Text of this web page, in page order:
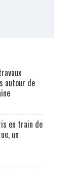
autour de
en train de
un